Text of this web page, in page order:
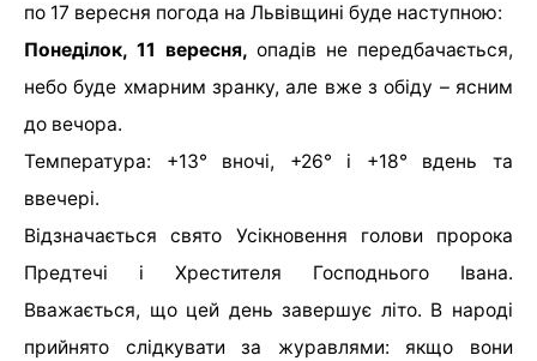
по 17 вересня погода на Львівщині буде наступною:
Понеділок, 11 вересня, опадів не передбачається,
небо буде хмарним зранку, але вже з обіду – ясним
до вечора.
Температура: +13° вночі, +26° і +18° вдень та
ввечері.
Відзначається свято Усікновення голови пророка
Предтечі і Хрестителя Господнього Івана.
Вважається, що цей день завершує літо. В народі
прийнято слідкувати за журавлями: якщо вони